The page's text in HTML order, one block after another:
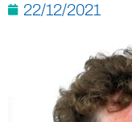
22/12/2021